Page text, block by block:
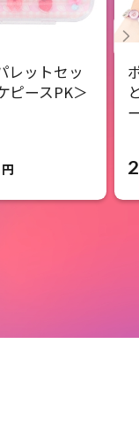
レットセッ
ピースPK＞
円